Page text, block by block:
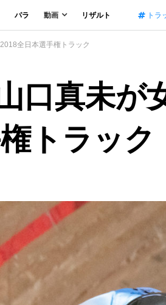
パラ 動画 リザルト トラ
全日本選手権トラック
口真未が
トラック